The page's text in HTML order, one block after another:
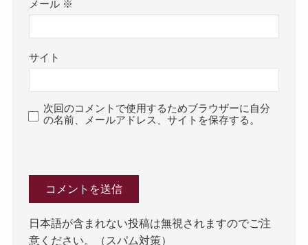
メール ※
サイト
次回のコメントで使用するためブラウザーに自分
の名前、メールアドレス、サイトを保存する。
日本語が含まれない投稿は無視されますのでご注
意ください。（スパム対策）